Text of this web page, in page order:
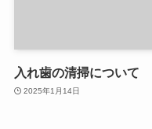
入れ歯の清掃について
2025年1月14日